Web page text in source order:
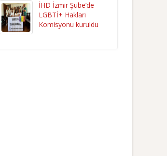
İHD İzmir Şube’de
LGBTİ+ Hakları
Komisyonu kuruldu